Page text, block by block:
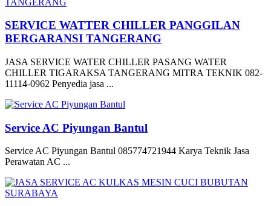
SERVICE WATTER CHILLER PANGGILAN
BERGARANSI TANGERANG
JASA SERVICE WATER CHILLER PASANG WATER
CHILLER TIGARAKSA TANGERANG MITRA TEKNIK 082-
11114-0962 Penyedia jasa ...
Service AC Piyungan Bantul
Service AC Piyungan Bantul 085774721944 Karya Teknik Jasa
Perawatan AC ...